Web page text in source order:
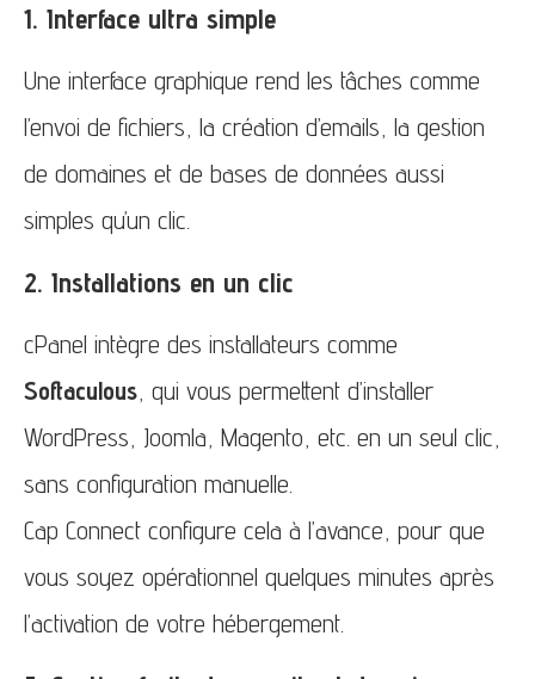
1. Interface ultra simple
Une interface graphique rend les tâches comme
l’envoi de fichiers, la création d’emails, la gestion
de domaines et de bases de données aussi
simples qu’un clic.
2. Installations en un clic
cPanel intègre des installateurs comme
Softaculous , qui vous permettent d’installer
WordPress, Joomla, Magento, etc. en un seul clic,
sans configuration manuelle.
Cap Connect configure cela à l’avance, pour que
vous soyez opérationnel quelques minutes après
l’activation de votre hébergement.